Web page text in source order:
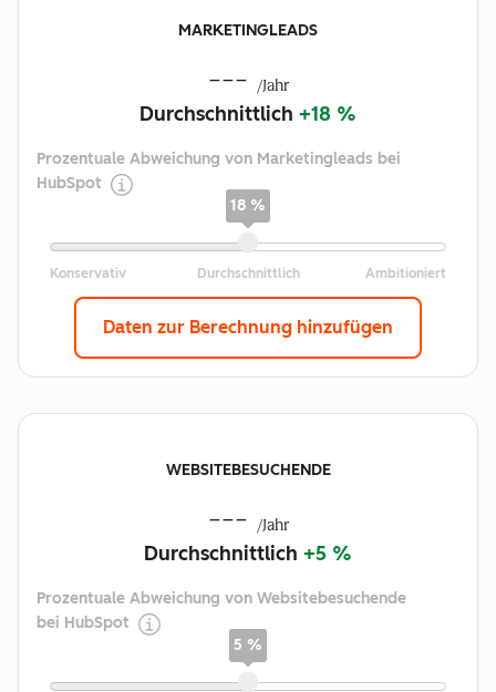
MARKETINGLEADS
--- /Jahr
Durchschnittlich +18 %
Prozentuale Abweichung von Marketingleads bei
HubSpot
18 %
Daten zur Berechnung hinzufügen
WEBSITEBESUCHENDE
--- /Jahr
Durchschnittlich +5 %
Prozentuale Abweichung von Websitebesuchende
bei HubSpot
5 %